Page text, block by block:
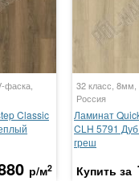
фаска,
Classic
р/м2
32 класс, 8мм,
Россия
Ламинат
CLH 5791
греш
Купить за